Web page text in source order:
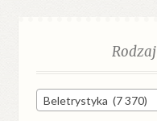
Rodzaj
Beletrystyka (7 370)